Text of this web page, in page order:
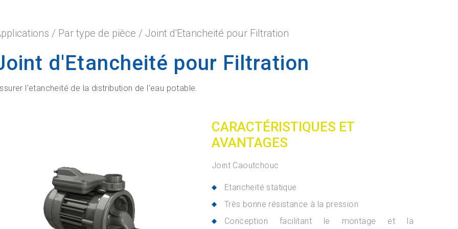
/ Par type de pièce / Joint d'Etancheité pour Filtration
d'Etancheité pour Filtration
l'etancheité de la distribution de l'eau potable.
CARACTÉRISTIQUES ET
AVANTAGES
Joint Caoutchouc
Etancheité statique
Très bonne résistance à la pression
Conception facilitant le montage et la